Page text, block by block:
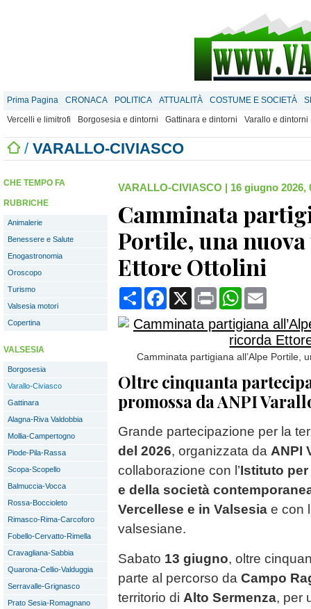
Prima Pagina CRONACA POLITICA ATTUALITÀ COSTUME E SOCIETÀ
Vercelli e limitrofi
Borgosesia e dintorni Gattinara e dintorni Varallo e dintorni
/ VARALLO-CIVIASCO
CHE TEMPO FA
RUBRICHE
Animalerie
Benessere e Salute
Enogastronomia
Oroscopo
Turismo
Valsesia motori
Copertina
VALSESIA
Borgosesia
Varallo-Civiasco
Gattinara
Alagna-Riva Valdobbia
Mollia-Campertogno
Piode-Pila-Rassa
Scopa-Scopello
Balmuccia-Vocca
Rossa-Boccioleto
Rimasco-Rima-Carcoforo
Fobello-Cervatto-Rimella
Cravagliana-Sabbia
Quarona-Cellio-Valduggia
Serravalle-Grignasco
Prato Sesia-Romagnano
VARALLO-CIVIASCO | 16 giugno 2026,
Camminata
Portile, una
Ettore Ottolini
CondividiFacebook
X Print WhatsApp
Camminata partigiana all’Alpe Portile,
Oltre cinquanta
promossa da ANPI
Grande partecipazione per la
del 2026, organizzata da ANPI
collaborazione con l’Istituto
e della società
Vercellese e in Valsesia e con
valsesiane.
Sabato 13 giugno, oltre
parte al percorso da Campo
territorio di Alto Sermenza, per